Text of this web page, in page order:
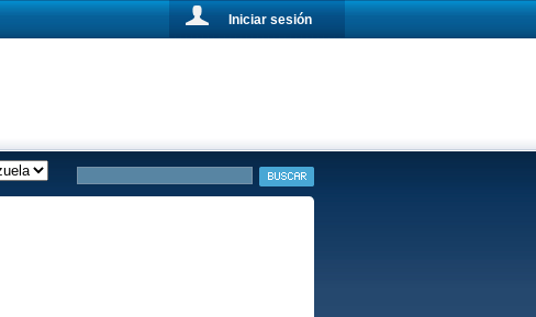
Iniciar sesión